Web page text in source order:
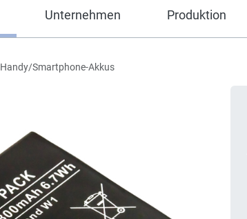
Unternehmen Produktion
Handy/Smartphone-Akkus